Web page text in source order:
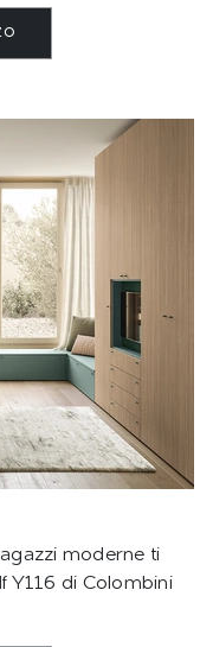
moderne ti
Y116 di Colombini